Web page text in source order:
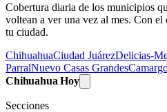
Cobertura diaria de los municipios
voltean a ver una vez al mes. Con
tu ciudad.
ChihuahuaCiudad JuárezDelicias-
ParralNuevo Casas Grandes
Chihuahua Hoy
Secciones